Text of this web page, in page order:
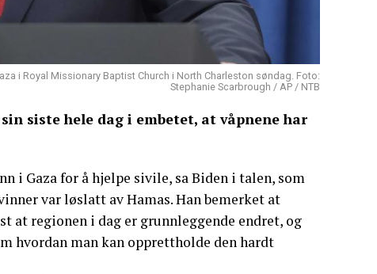
i Royal Missionary Baptist Church i North Charleston søndag. Foto:
Stephanie Scarbrough / AP / NTB
siste hele dag i embetet, at våpnene har
i Gaza for å hjelpe sivile, sa Biden i talen, som
var løslatt av Hamas. Han bemerket at
at regionen i dag er grunnleggende endret, og
hvordan man kan opprettholde den hardt